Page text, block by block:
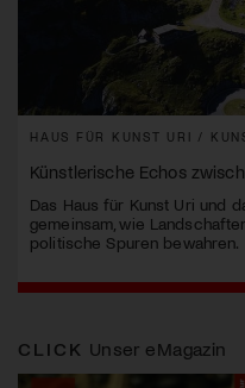
HAUS FÜR KUNST URI /
Künstlerische Echos
Das Haus für Kunst Uri und
gemeinsam, wie
politische Spuren bewahren.
CLICK Unser eMagazin